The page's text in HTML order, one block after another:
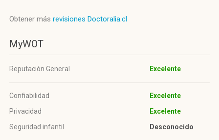
Obtener más revisiones Doctoralia.cl
MyWOT
Reputación General Excelente
Confiabilidad
Excelente
Privacidad
Excelente
Seguridad infantil
Desconocido